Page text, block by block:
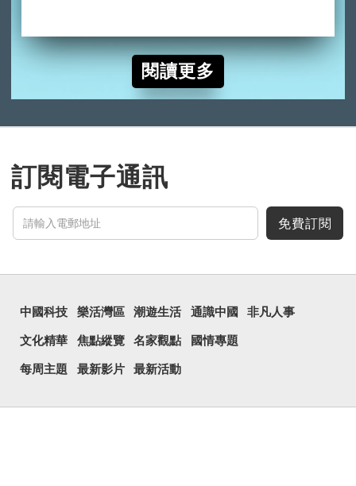
閱讀更多
訂閱電子通訊
免費訂閱
中國科技 樂活灣區 潮遊生活 通識中國 非凡人事
文化精華 焦點縱覽 名家觀點 國情專題
每周主題 最新影片 最新活動